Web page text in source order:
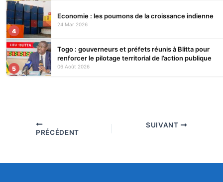
4
Economie : les poumons de la croissance indienne
24 Mar 2026
5
Togo : gouverneurs et préfets réunis à Blitta pour
renforcer le pilotage territorial de l’action publique
06 Août 2026
PRÉCÉDENT
SUIVANT